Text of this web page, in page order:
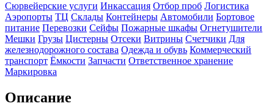
Сюрвейерские услуги Инкассация Отбор проб Логистика
Аэропорты ТЦ Склады Контейнеры Автомобили Бортовое
питание Перевозки Сейфы Пожарные шкафы Огнетушители
Мешки Грузы Цистерны Отсеки Витрины Счетчики Для
железнодорожного состава Одежда и обувь Коммерческий
транспорт Ёмкости Запчасти Ответственное хранение
Маркировка
Описание